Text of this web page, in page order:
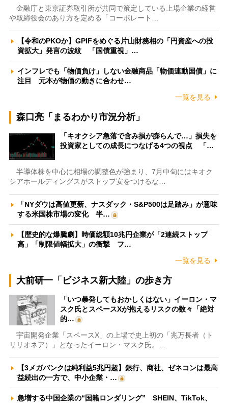
金融庁と東京証券取引所が共同で策定している上場企業の経営
や取締役会のあり方を定める「コーポレート…
【令和のPKOか】GPIFをめぐる片山財務相の「円資産への投
資拡大」発言の波紋 「国債重視」…
インフレでも「物価負け」しない金融商品「物価連動国債」に
注目 元本が物価の動きに合わせ…
一覧を見る
森口亮「まるわかり市況分析」
「キオクシア急落で含み損が膨らんで…」損失を
投資家としての成長につなげる4つの視点 「…
半導体株を中心に相場の調整色が強まり、7月中旬にはキオク
シアホールディングスがストップ安をつけるな…
「NYダウは高値更新、ナスダック・S&P500は足踏み」が意味
する米国株市場の変化 半…
【歴史的な爆騰劇】時価総額10兆円企業が「2連続ストップ
高」「制限値幅拡大」の衝撃 フ…
一覧を見る
大前研一「ビジネス新大陸」の歩き方
「いつ暴発してもおかしくはない」イーロン・マ
スク氏とスペースXが抱えるリスクの数々「絶対
的…
宇宙開発企業「スペースX」の上場で史上初の「兆万長者（ト
リリオネア）」となったイーロン・マスク氏。…
【3メガバンクは純利益5兆円超】銀行、商社、ゼネコンは最高
益続出の一方で、中小企業・…
急増する中国企業の“国籍ロンダリング” SHEIN、TikTok、